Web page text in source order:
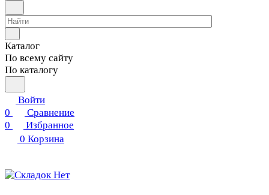
Каталог
По всему сайту
По каталогу
Войти
0
Сравнение
0
Избранное
0 Корзина